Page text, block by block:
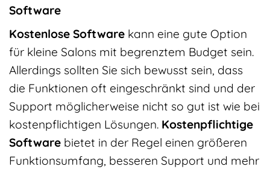
Software
Kostenlose Software kann eine gute Option
für kleine Salons mit begrenztem Budget sein.
Allerdings sollten Sie sich bewusst sein, dass
die Funktionen oft eingeschränkt sind und der
Support möglicherweise nicht so gut ist wie bei
kostenpflichtigen Lösungen. Kostenpflichtige
Software bietet in der Regel einen größeren
Funktionsumfang, besseren Support und mehr